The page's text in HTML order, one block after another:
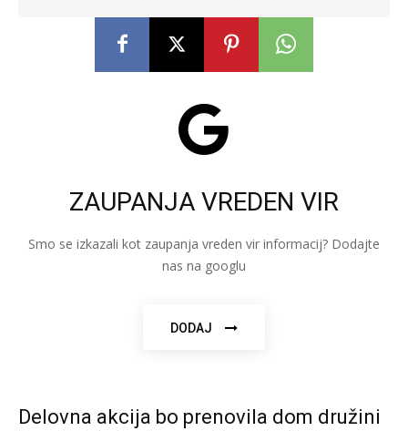
ZAUPANJA VREDEN VIR
Smo se izkazali kot zaupanja vreden vir informacij? Dodajte
nas na googlu
DODAJ
Delovna akcija bo prenovila dom družini